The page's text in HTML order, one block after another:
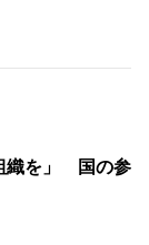
織を」 国の参